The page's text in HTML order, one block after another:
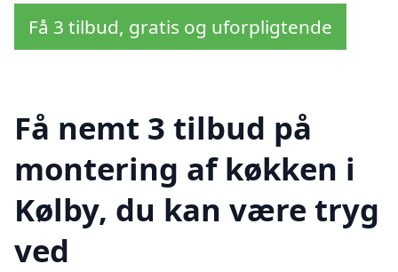
Få 3 tilbud, gratis og uforpligtende
Få nemt 3 tilbud på
montering af køkken i
Kølby, du kan være tryg
ved